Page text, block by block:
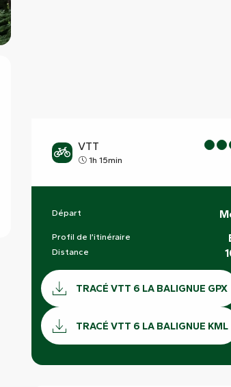
VTT
1h 15min
Informations
Départ
Profil de l’itinéraire
Distance
Documentation
TRACÉ VTT 6 LA BALIGNUE GPX
TRACÉ VTT 6 LA BALIGNUE KML